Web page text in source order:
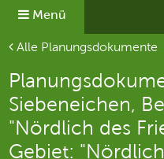
Menü
Aktuelle Seite
Alle Planungsdokumente
Siebeneichen,
"Nördlich des
Gebiet: